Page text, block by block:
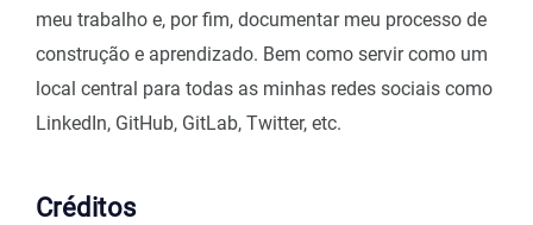
meu trabalho e, por fim, documentar meu processo de
construção e aprendizado. Bem como servir como um
local central para todas as minhas redes sociais como
LinkedIn, GitHub, GitLab, Twitter, etc.
Créditos